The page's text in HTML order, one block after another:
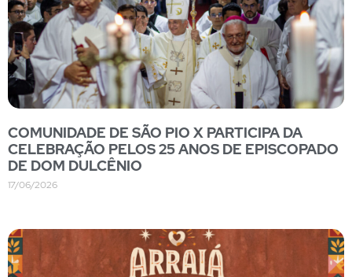
COMUNIDADE DE SÃO PIO X PARTICIPA DA
CELEBRAÇÃO PELOS 25 ANOS DE EPISCOPADO
DE DOM DULCÊNIO
17/06/2026